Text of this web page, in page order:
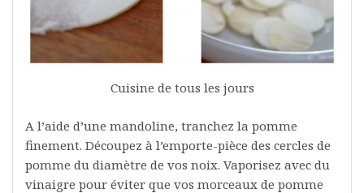
Cuisine de tous les jours
A l’aide d’une mandoline, tranchez la pomme
finement. Découpez à l’emporte-pièce des cercles de
pomme du diamètre de vos noix. Vaporisez avec du
vinaigre pour éviter que vos morceaux de pomme